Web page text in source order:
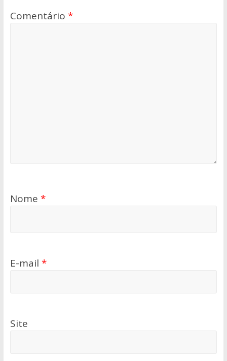
Comentário *
Nome *
E-mail *
Site